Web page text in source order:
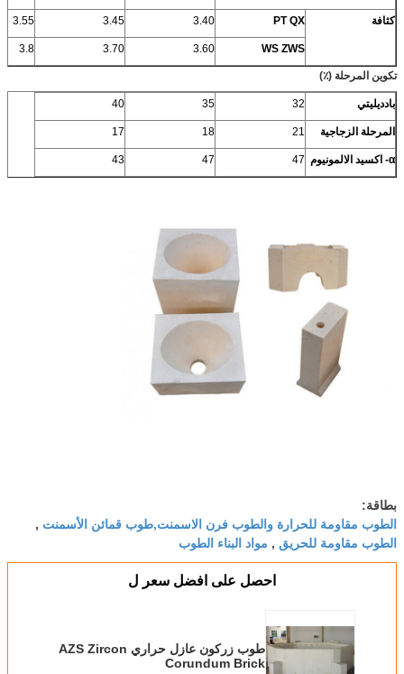
كثافة PT QX
3.40
3.45
3.55
WS ZWS
3.60
3.70
3.8
تكوين المرحلة (٪)
بادديليتي 32
35
40
المرحلة الزجاجية 21
18
17
α- اكسيد الالمونيوم 47
47
43
بطاقة:
الطوب مقاومة للحرارة والطوب فرن الاسمنت,طوب قمائن الأسمنت ,
الطوب مقاومة للحريق , مواد البناء الطوب
احصل على افضل سعر ل
طوب زركون عازل حراري AZS Zircon
Corundum Brick